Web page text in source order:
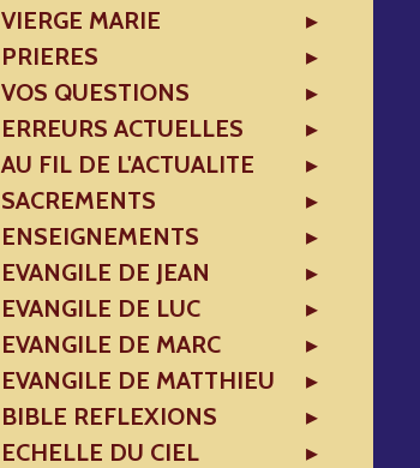
VIERGE MARIE
PRIERES
VOS QUESTIONS
ERREURS ACTUELLES
AU FIL DE L'ACTUALITE
SACREMENTS
ENSEIGNEMENTS
EVANGILE DE JEAN
EVANGILE DE LUC
EVANGILE DE MARC
EVANGILE DE MATTHIEU
BIBLE REFLEXIONS
ECHELLE DU CIEL